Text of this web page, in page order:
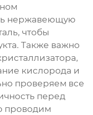
нержавеющую
чтобы
Также важно
кислорода и
проверяем все
перед
проводим